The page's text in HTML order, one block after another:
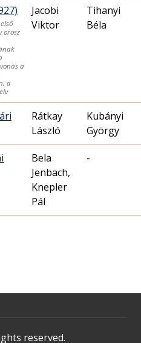
orosz
a
a
Jacobi
Viktor
Tihanyi
Béla
Rátkay
László
Kubányi
György
Bela
Jenbach,
Knepler
Pál
-
reserved.